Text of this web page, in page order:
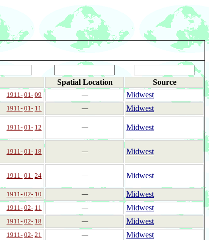
Spatial Location Source
1911- 01- 09 ―
Midwest
1911- 01- 11 ―
Midwest
1911- 01- 12 ― Midwest
1911- 01- 18 ― Midwest
1911- 01- 24 ― Midwest
1911- 02- 10 ―
Midwest
1911- 02- 11 ―
Midwest
1911- 02- 18 ―
Midwest
1911- 02- 21 ―
Midwest